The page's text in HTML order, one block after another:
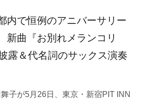
内で恒例のアニバーサリー
曲『お別れメランコリ
露＆代名詞のサックス演奏
子が5月26日、東京・新宿PIT INN